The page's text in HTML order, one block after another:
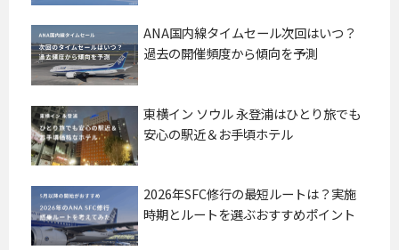
ANA国内線タイムセール次回はいつ？
過去の開催頻度から傾向を予測
東横イン ソウル 永登浦はひとり旅でも
安心の駅近＆お手頃ホテル
2026年SFC修行の最短ルートは？実施
時期とルートを選ぶおすすめポイント